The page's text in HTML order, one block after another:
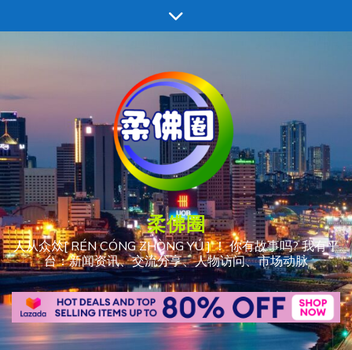
至
柔佛圈
人从众𠈌[ RÉN CÓNG ZHÒNG YÚ ] ！ 你有故事吗? 我有平
台：新闻资讯、交流分享、人物访问、市场动脉